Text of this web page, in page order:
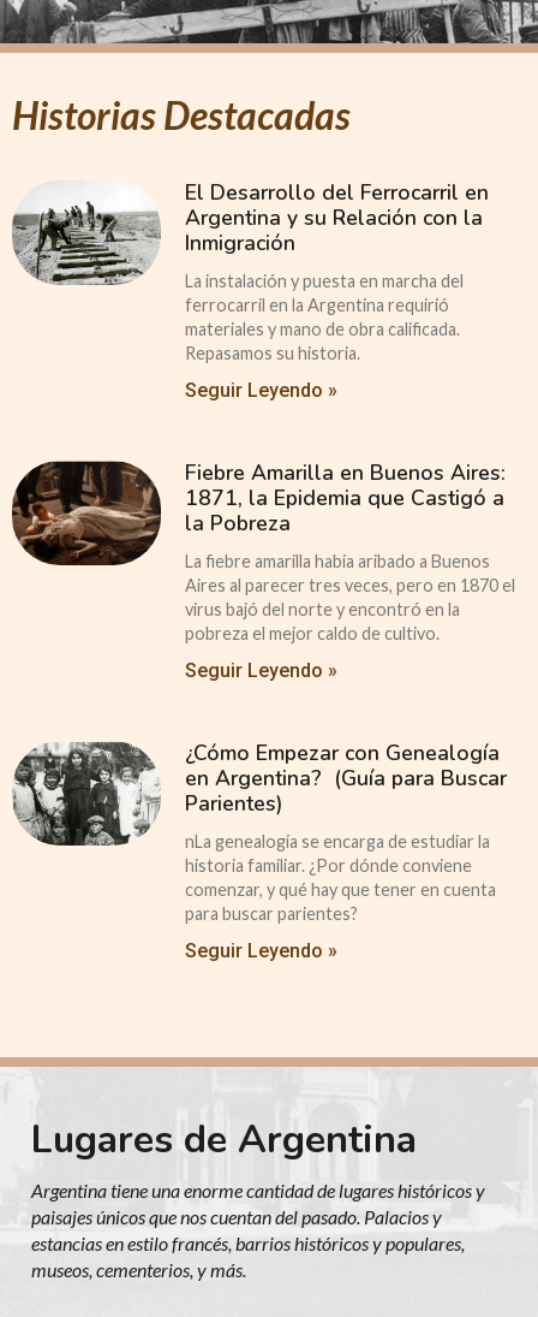
Historias Destacadas
El Desarrollo del Ferrocarril en
Argentina y su Relación con la
Inmigración
La instalación y puesta en marcha del
ferrocarril en la Argentina requirió
materiales y mano de obra calificada.
Repasamos su historia.
Seguir Leyendo »
Fiebre Amarilla en Buenos Aires:
1871, la Epidemia que Castigó a
la Pobreza
La fiebre amarilla había aribado a Buenos
Aires al parecer tres veces, pero en 1870 el
virus bajó del norte y encontró en la
pobreza el mejor caldo de cultivo.
Seguir Leyendo »
¿Cómo Empezar con Genealogía
en Argentina? (Guía para Buscar
Parientes)
nLa genealogía se encarga de estudiar la
historia familiar. ¿Por dónde conviene
comenzar, y qué hay que tener en cuenta
para buscar parientes?
Seguir Leyendo »
Lugares de Argentina
Argentina tiene una enorme cantidad de lugares históricos y
paisajes únicos que nos cuentan del pasado. Palacios y
estancias en estilo francés, barrios históricos y populares,
museos, cementerios, y más.